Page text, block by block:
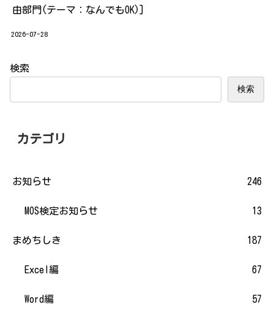
由部門(テーマ：なんでもOK)]
2026-07-28
検索
検索
カテゴリ
お知らせ 246
MOS検定お知らせ 13
まめちしき 187
Excel編 67
Word編 57